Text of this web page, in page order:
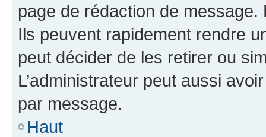
page de rédaction de
Ils peuvent rapidement rendre
peut décider de les retirer ou
L’administrateur peut aussi
par message.
Haut